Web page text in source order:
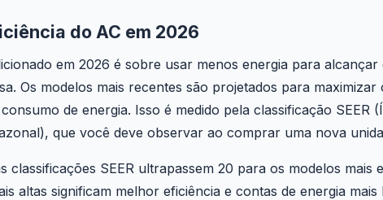
do AC em 2026
em 2026 é sobre usar menos energia para
Os modelos mais recentes são projetados para maximizar
de energia. Isso é medido pela classificação SEER
que você deve observar ao comprar uma nova
classificações SEER ultrapassem 20 para os modelos mais
altas significam melhor eficiência e contas de energia mais